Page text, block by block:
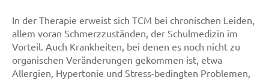
In der Therapie erweist sich TCM bei chronischen Leiden,
allem voran Schmerzzuständen, der Schulmedizin im
Vorteil. Auch Krankheiten, bei denen es noch nicht zu
organischen Veränderungen gekommen ist, etwa
Allergien, Hypertonie und Stress-bedingten Problemen,